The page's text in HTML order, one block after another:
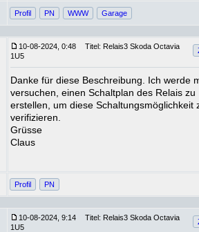
Profil PN WWW Garage
10-08-2024, 0:48
Titel: Relais3 Skoda Octavia
1U5
Danke für diese Beschreibung. Ich werde
versuchen, einen Schaltplan des Relais zu
erstellen, um diese Schaltungsmöglichkeit
verifizieren.
Grüsse
Claus
Profil PN
10-08-2024, 9:14
Titel: Relais3 Skoda Octavia
1U5